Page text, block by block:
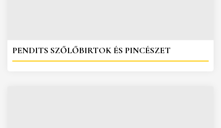
PENDITS SZŐLŐBIRTOK ÉS PINCÉSZET